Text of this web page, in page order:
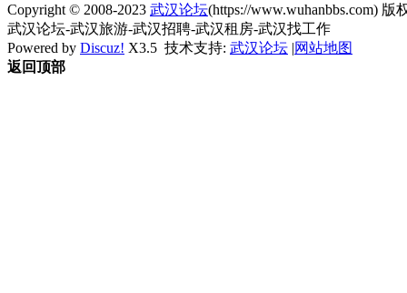
Copyright © 2008-2023 武汉论坛(https://www.wuhanbbs.com) 版
武汉论坛-武汉旅游-武汉招聘-武汉租房-武汉找工作
Powered by Discuz! X3.5 技术支持: 武汉论坛 |网站地图
返回顶部